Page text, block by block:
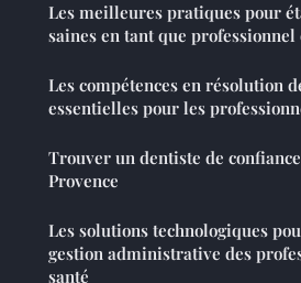
Les meilleures pratiques pour
saines en tant que professionnel
Les compétences en résolution
essentielles pour les
Trouver un dentiste de
Provence
Les solutions technologiques
gestion administrative des
santé